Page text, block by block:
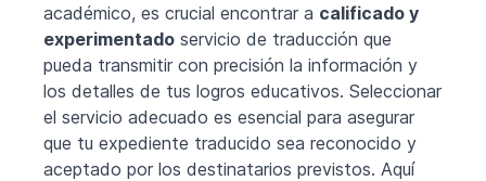
académico, es crucial encontrar a calificado y
experimentado servicio de traducción que
pueda transmitir con precisión la información y
los detalles de tus logros educativos. Seleccionar
el servicio adecuado es esencial para asegurar
que tu expediente traducido sea reconocido y
aceptado por los destinatarios previstos. Aquí